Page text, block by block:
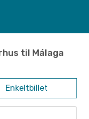
til Málaga
Enkeltbillet